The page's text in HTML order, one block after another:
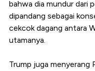
bahwa dia mundur dari
dipandang sebagai
cekcok dagang antara
utamanya.
Trump juga menyerang